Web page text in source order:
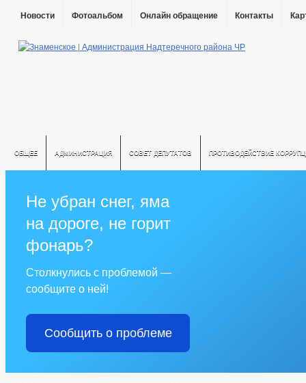
Новости Фотоальбом Онлайн обращение Контакты
ОБЩЕЕ АДМИНИСТРАЦИЯ СОВЕТ ДЕПУТАТОВ ПРОТИВОДЕЙСТВИЕ
Не убран снег, яма
на дороге, не горит
фонарь?
Столкнулись с проблемой —
сообщите о ней!
Сообщить о проблеме